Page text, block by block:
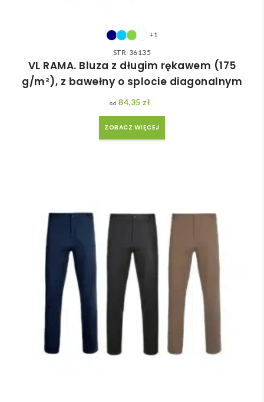
+1
STR-36135
VL RAMA. Bluza z długim rękawem (175
g/m²), z bawełny o splocie diagonalnym
84,35zł
ZOBACZ WIĘCEJ